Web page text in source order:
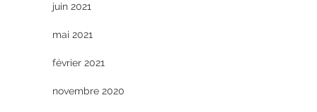
juin 2021
mai 2021
février 2021
novembre 2020